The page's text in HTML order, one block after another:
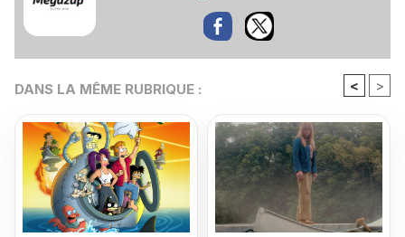
DANS LA MÊME RUBRIQUE : < >